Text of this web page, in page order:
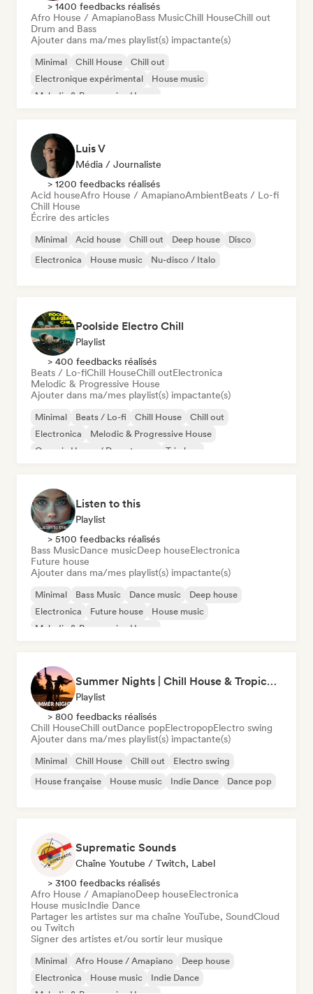
> 1400 feedbacks réalisés
Afro House / AmapianoBass MusicChill HouseChill out
Drum and Bass
Ajouter dans ma/mes playlist(s) impactante(s)
Minimal Chill House
Chill out
Electronique expérimental
House music
Melodic & Progressive House
Luis V
Média / Journaliste
> 1200 feedbacks réalisés
Acid houseAfro House / AmapianoAmbientBeats / Lo-fi
Chill House
Écrire des articles
Minimal Acid house Chill out Deep house
Disco
Electronica
House music Nu-disco / Italo
Poolside Electro Chill
Playlist
> 400 feedbacks réalisés
Beats / Lo-fiChill HouseChill outElectronica
Melodic & Progressive House
Ajouter dans ma/mes playlist(s) impactante(s)
Minimal Beats / Lo-fi Chill House
Chill out
Electronica
Melodic & Progressive House
Organic House / Downtempo
Trip hop
Listen to this
Playlist
> 5100 feedbacks réalisés
Bass MusicDance musicDeep houseElectronica
Future house
Ajouter dans ma/mes playlist(s) impactante(s)
Minimal Bass Music Dance music
Deep house
Electronica
Future house
House music
Melodic & Progressive House
Summer Nights | Chill House & Tropical Beats
Playlist
> 800 feedbacks réalisés
Chill HouseChill outDance popElectropopElectro swing
Ajouter dans ma/mes playlist(s) impactante(s)
Minimal Chill House Chill out
Electro swing
House française
House music Indie Dance Dance pop
Suprematic Sounds
Chaîne Youtube / Twitch, Label
> 3100 feedbacks réalisés
Afro House / AmapianoDeep houseElectronica
House musicIndie Dance
Partager les artistes sur ma chaîne YouTube, SoundCloud
ou Twitch
Signer des artistes et/ou sortir leur musique
Minimal Afro House / Amapiano
Deep house
Electronica
House music
Indie Dance